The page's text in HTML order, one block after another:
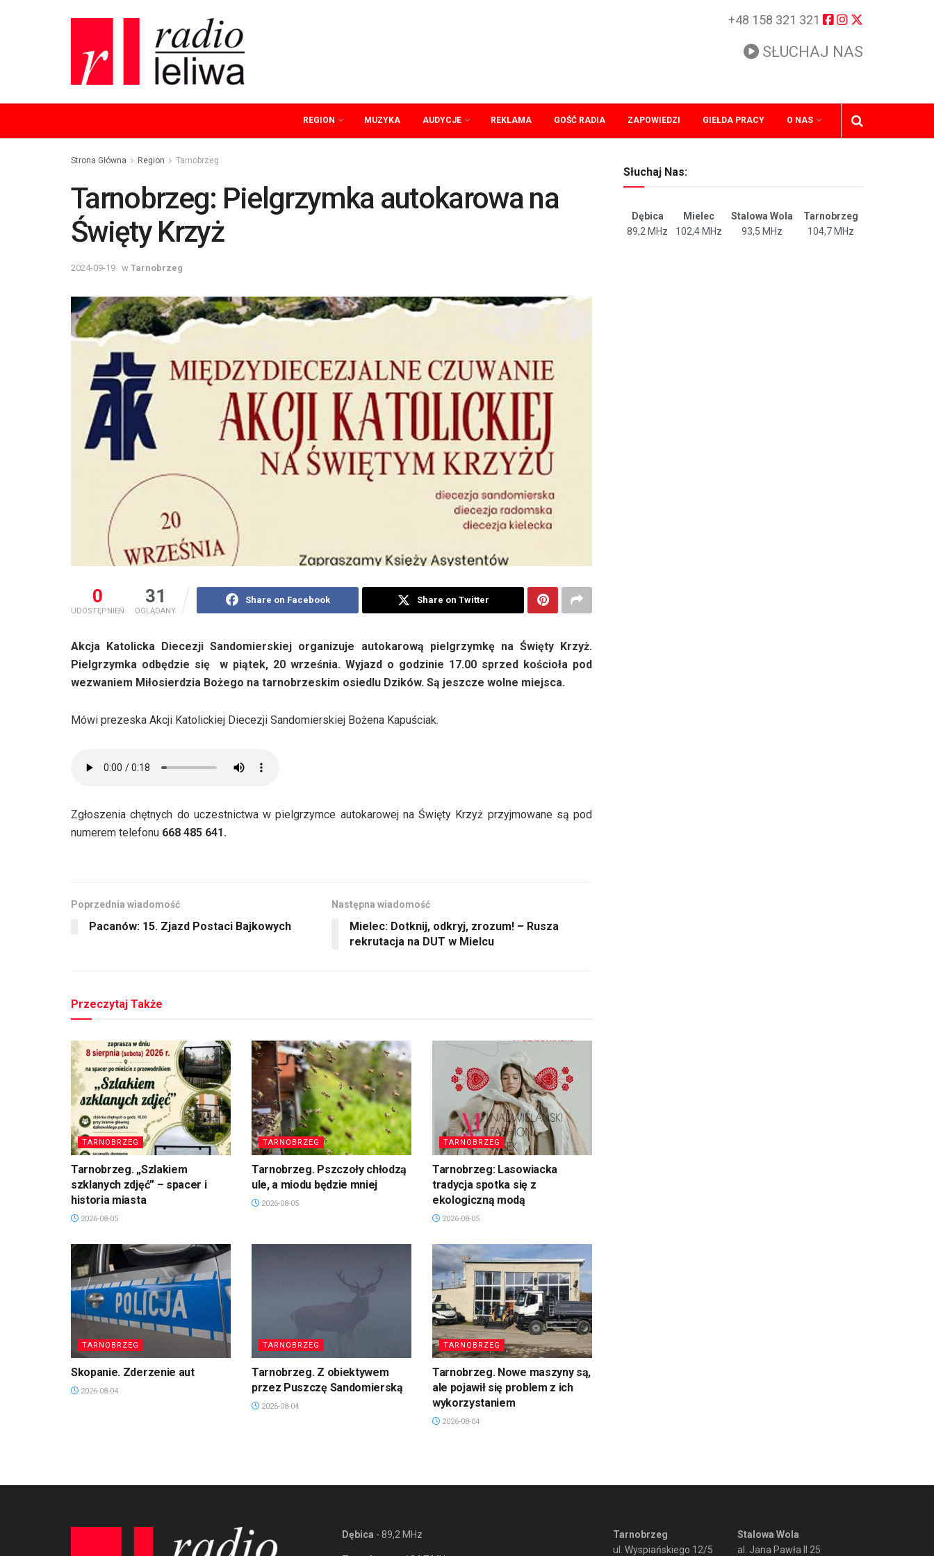
+48 158 321 321
SŁUCHAJ NAS
REGION MUZYKA AUDYCJE REKLAMA GOŚĆ RADIA ZAPOWIEDZI GIEŁDA PRACY O NAS
Strona Główna Region Tarnobrzeg
Tarnobrzeg: Pielgrzymka autokarowa na
Święty Krzyż
2024-09-19 w Tarnobrzeg
0
UDOSTĘPNIEŃ
31
OGLĄDANY
Share on Facebook Share on Twitter
Akcja Katolicka Diecezji Sandomierskiej organizuje autokarową pielgrzymkę na Święty Krzyż.
Pielgrzymka odbędzie się w piątek, 20 września. Wyjazd o godzinie 17.00 sprzed kościoła pod
wezwaniem Miłosierdzia Bożego na tarnobrzeskim osiedlu Dzików. Są jeszcze wolne miejsca.
Mówi prezeska Akcji Katolickiej Diecezji Sandomierskiej Bożena Kapuściak.
Zgłoszenia chętnych do uczestnictwa w pielgrzymce autokarowej na Święty Krzyż przyjmowane są pod
numerem telefonu 668 485 641.
Poprzednia wiadomość
Pacanów: 15. Zjazd Postaci Bajkowych
Następna wiadomość
Mielec: Dotknij, odkryj, zrozum! – Rusza
rekrutacja na DUT w Mielcu
Przeczytaj Także
TARNOBRZEG
Tarnobrzeg. „Szlakiem
szklanych zdjęć” – spacer i
historia miasta
2026-08-05
TARNOBRZEG
Tarnobrzeg. Pszczoły chłodzą
ule, a miodu będzie mniej
2026-08-05
TARNOBRZEG
Tarnobrzeg: Lasowiacka
tradycja spotka się z
ekologiczną modą
2026-08-05
TARNOBRZEG
Skopanie. Zderzenie aut
2026-08-04
TARNOBRZEG
Tarnobrzeg. Z obiektywem
przez Puszczę Sandomierską
2026-08-04
TARNOBRZEG
Tarnobrzeg. Nowe maszyny są,
ale pojawił się problem z ich
wykorzystaniem
2026-08-04
Słuchaj Nas:
Dębica Mielec Stalowa Wola
Tarnobrzeg
89,2 MHz
102,4 MHz 93,5 MHz 104,7 MHz
Dębica - 89,2 MHz
Tarnobrzeg
ul. Wyspiańskiego 12/5
Stalowa Wola
al. Jana Pawła II 25